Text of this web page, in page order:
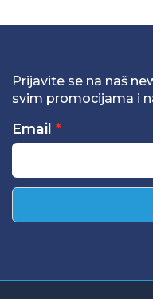
Prijavite se na naš
svim promocijama i
Email